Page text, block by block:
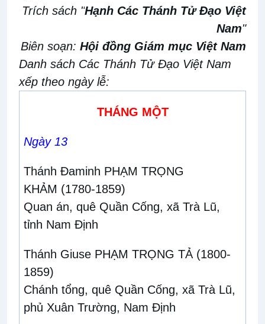
Trích sách "Hạnh Các Thánh Tử Đạo Việt
Nam"
Biên soạn: Hội đồng Giám mục Việt Nam
Danh sách Các Thánh Tử Đạo Việt Nam
xếp theo ngày lễ:
THÁNG MỘT
Ngày 13
Thánh Đaminh PHẠM TRỌNG
KHẢM (1780-1859)
Quan án, quê Quần Cống, xã Trà Lũ,
tỉnh Nam Định
Thánh Giuse PHẠM TRỌNG TẢ (1800-
1859)
Chánh tổng, quê Quần Cống, xã Trà Lũ,
phủ Xuân Trường, Nam Định